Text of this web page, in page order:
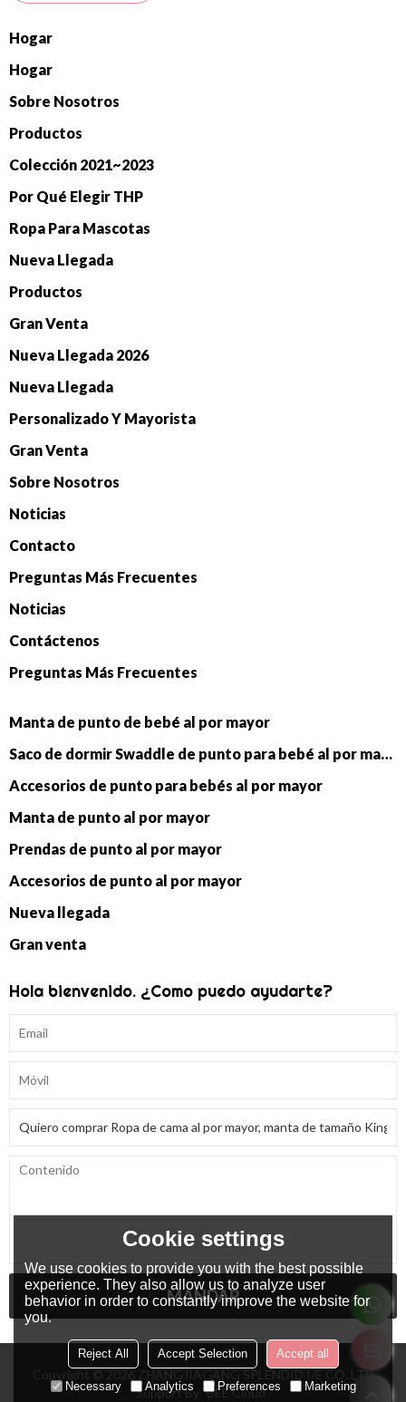
Hogar
Hogar
Sobre Nosotros
Productos
Colección 2021~2023
Por Qué Elegir THP
Ropa Para Mascotas
Nueva Llegada
Productos
Gran Venta
Nueva Llegada 2026
Nueva Llegada
Personalizado Y Mayorista
Gran Venta
Sobre Nosotros
Noticias
Contacto
Preguntas Más Frecuentes
Noticias
Contáctenos
Preguntas Más Frecuentes
Manta de punto de bebé al por mayor
Saco de dormir Swaddle de punto para bebé al por mayor
Accesorios de punto para bebés al por mayor
Manta de punto al por mayor
Prendas de punto al por mayor
Accesorios de punto al por mayor
Nueva llegada
Gran venta
Hola bienvenido. ¿Como puedo ayudarte?
MANDAR
Copyright © 2026 ZHANGJIAGANG SPLENDID I/E CO.,LTD
Support By BEE Cloud
Cookie settings
We use cookies to provide you with the best possible
experience. They also allow us to analyze user
behavior in order to constantly improve the website for
you.
Reject All Accept Selection Accept all
Necessary Analytics Preferences Marketing